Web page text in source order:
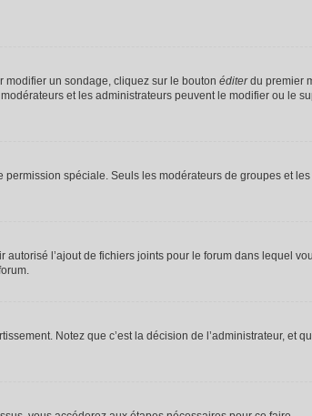
modifier un sondage, cliquez sur le bouton éditerdu premier
et les administrateurs peuvent le modifier ou le
spéciale. Seuls les modérateurs de groupes et
l’ajout de fichiers joints pour le forum dans lequel
Notez que c’est la décision de l’administrateur, et